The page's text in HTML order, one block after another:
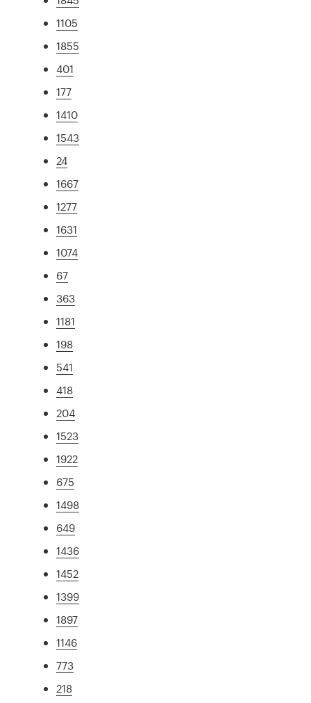
1105
1855
401
177
1410
1543
24
1667
1277
1631
1074
67
363
1181
198
541
418
204
1523
1922
675
1498
649
1436
1452
1399
1897
1146
773
218